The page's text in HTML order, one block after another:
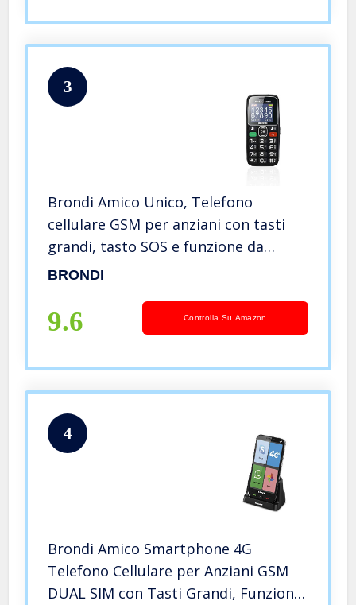
3
Brondi Amico Unico, Telefono
cellulare GSM per anziani con tasti
grandi, tasto SOS e funzione da
remoto, dual SIM, volume alto, Nero
BRONDI
9.6 Controlla Su Amazon
4
Brondi Amico Smartphone 4G
Telefono Cellulare per Anziani GSM
DUAL SIM con Tasti Grandi, Funzione